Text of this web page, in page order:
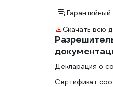
Гарантийный
Скачать всю
Декларация о
Сертификат